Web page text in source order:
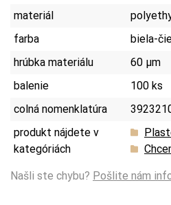
materiál
farba
biela-
hrúbka materiálu
60 µm
balenie
100 ks
colná nomenklatúra
produkt nájdete v
kategóriách
Našli ste chybu? Pošlite nám